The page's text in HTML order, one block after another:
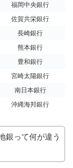
福岡中央銀行
佐賀共栄銀行
長崎銀行
熊本銀行
豊和銀行
宮崎太陽銀行
南日本銀行
沖縄海邦銀行
銀って何が違う